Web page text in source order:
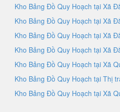
Kho Bảng Đồ Quy Hoạch tại Xã
Kho Bảng Đồ Quy Hoạch tại Xã
Kho Bảng Đồ Quy Hoạch tại Xã
Kho Bảng Đồ Quy Hoạch tại Xã
Kho Bảng Đồ Quy Hoạch tại Xã
Kho Bảng Đồ Quy Hoạch tại Thị
Kho Bảng Đồ Quy Hoạch tại Xã